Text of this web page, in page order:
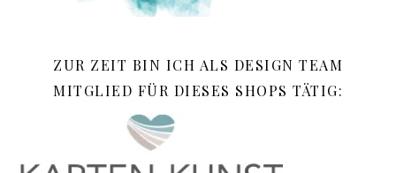
ZUR ZEIT BIN ICH ALS DESIGN TEAM
MITGLIED FÜR DIESES SHOPS TÄTIG: